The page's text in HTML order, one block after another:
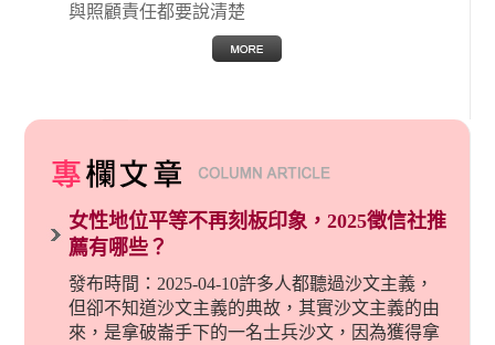
與照顧責任都要說清楚
女性地位平等不再刻板印象，2025徵信社推
薦有哪些？
發布時間：2025-04-10許多人都聽過沙文主義，
但卻不知道沙文主義的典故，其實沙文主義的由
來，是拿破崙手下的一名士兵沙文，因為獲得拿